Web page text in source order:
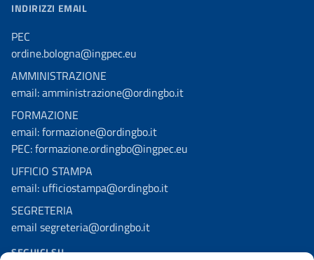
INDIRIZZI EMAIL
PEC
ordine.bologna@ingpec.eu
AMMINISTRAZIONE
email: amministrazione@ordingbo.it
FORMAZIONE
email: formazione@ordingbo.it
PEC: formazione.ordingbo@ingpec.eu
UFFICIO STAMPA
email: ufficiostampa@ordingbo.it
SEGRETERIA
email segreteria@ordingbo.it
SEGUICI SU